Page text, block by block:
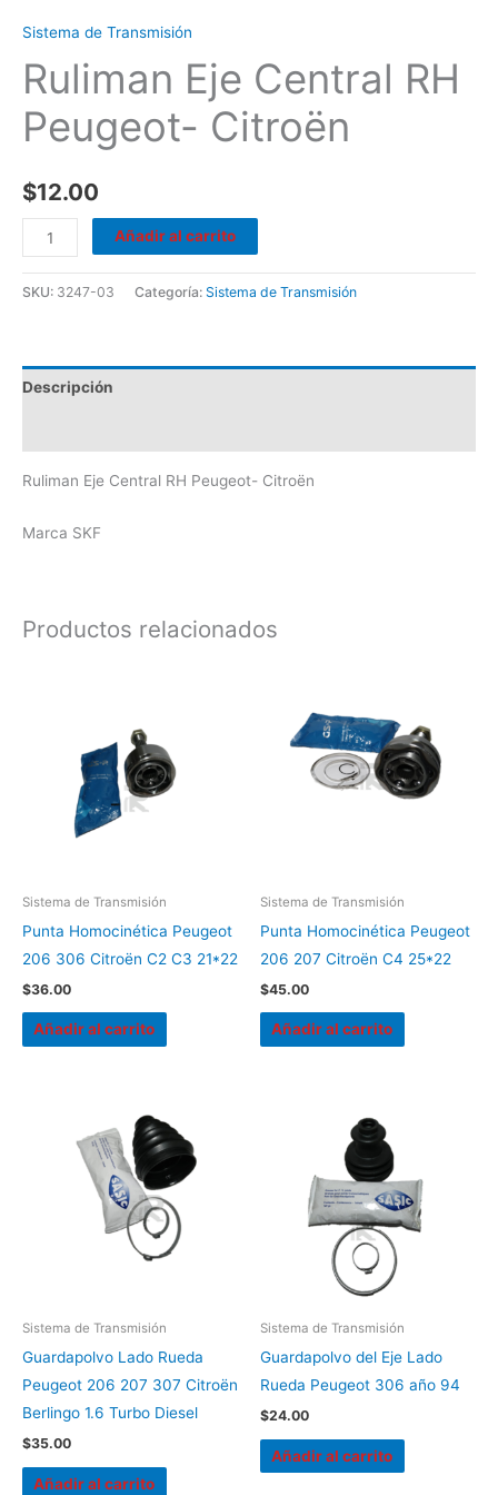
Sistema de Transmisión
Ruliman Eje Central RH
Peugeot- Citroën
$12.00
Añadir al carrito
SKU: 3247-03 Categoría: Sistema de Transmisión
Descripción
Ruliman Eje Central RH Peugeot- Citroën
Marca SKF
Productos relacionados
Sistema de Transmisión
Punta Homocinética Peugeot
206 306 Citroën C2 C3 21*22
$36.00
Añadir al carrito
Sistema de Transmisión
Punta Homocinética Peugeot
206 207 Citroën C4 25*22
$45.00
Añadir al carrito
Sistema de Transmisión
Guardapolvo Lado Rueda
Peugeot 206 207 307 Citroën
Berlingo 1.6 Turbo Diesel
$35.00
Añadir al carrito
Sistema de Transmisión
Guardapolvo del Eje Lado
Rueda Peugeot 306 año 94
$24.00
Añadir al carrito